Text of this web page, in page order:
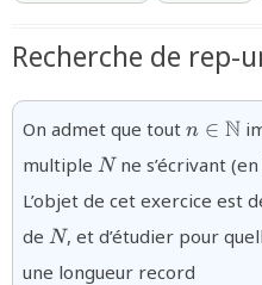
Recherche de rep-
On admet que tout n ∈ N
multiple {N}
Nne s’écrivant
L’objet de cet exercice est
de N
N, et d’étudier pour
une longueur record